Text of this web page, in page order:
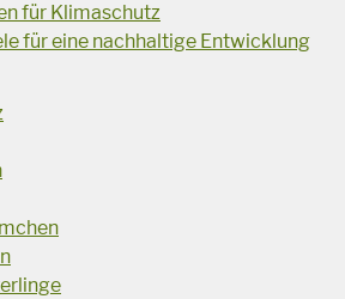
für Klimaschutz
für eine nachhaltige Entwicklung